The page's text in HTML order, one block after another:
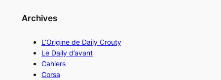
Archives
L’Origine de Daily Crouty
Le Daily d’avant
Cahiers
Corsa